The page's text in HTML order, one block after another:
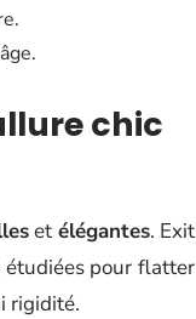
chic
et élégantes. Exit
étudiées pour flatter
rigidité.